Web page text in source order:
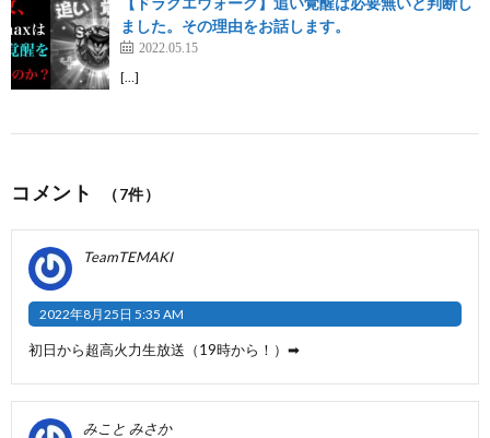
ました。その理由をお話します。
2022.05.15
[…]
コメント （7件）
TeamTEMAKI
2022年8月25日 5:35 AM
初日から超高火力生放送（19時から！）➡
みこと みさか